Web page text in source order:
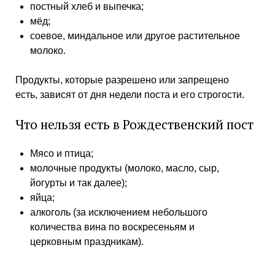
постный хлеб и выпечка;
мёд;
соевое, миндальное или другое растительное
молоко.
Продукты, которые разрешено или запрещено
есть, зависят от дня недели поста и его строгости.
Что нельзя есть в Рождественский пост
Мясо и птица;
молочные продукты (молоко, масло, сыр,
йогурты и так далее);
яйца;
алкоголь (за исключением небольшого
количества вина по воскресеньям и
церковным праздникам).